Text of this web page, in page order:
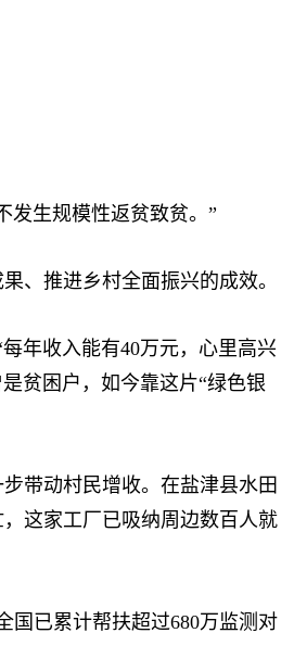
生规模性返贫致贫。”
推进乡村全面振兴的成效。
年收入能有40万元，心里高兴
贫困户，如今靠这片“绿色银
带动村民增收。在盐津县水田
这家工厂已吸纳周边数百人就
已累计帮扶超过680万监测对